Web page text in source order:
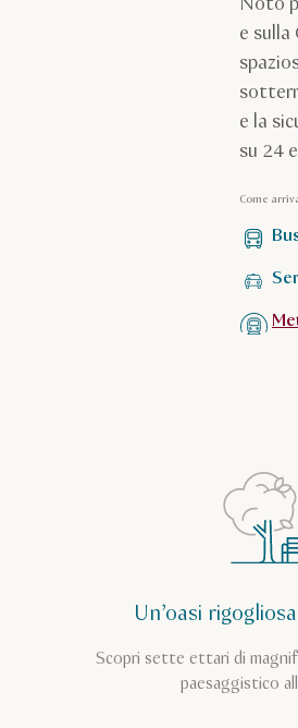
e sulla
e la
su 24
Come
Un’oasi
Scopri sette ettari di
paesaggistico